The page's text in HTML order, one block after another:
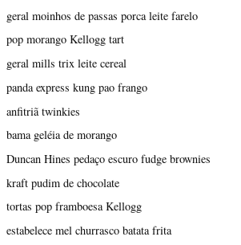
geral moinhos de passas porca leite farelo
pop morango Kellogg tart
geral mills trix leite cereal
panda express kung pao frango
anfitriã twinkies
bama geléia de morango
Duncan Hines pedaço escuro fudge brownies
kraft pudim de chocolate
tortas pop framboesa Kellogg
estabelece mel churrasco batata frita